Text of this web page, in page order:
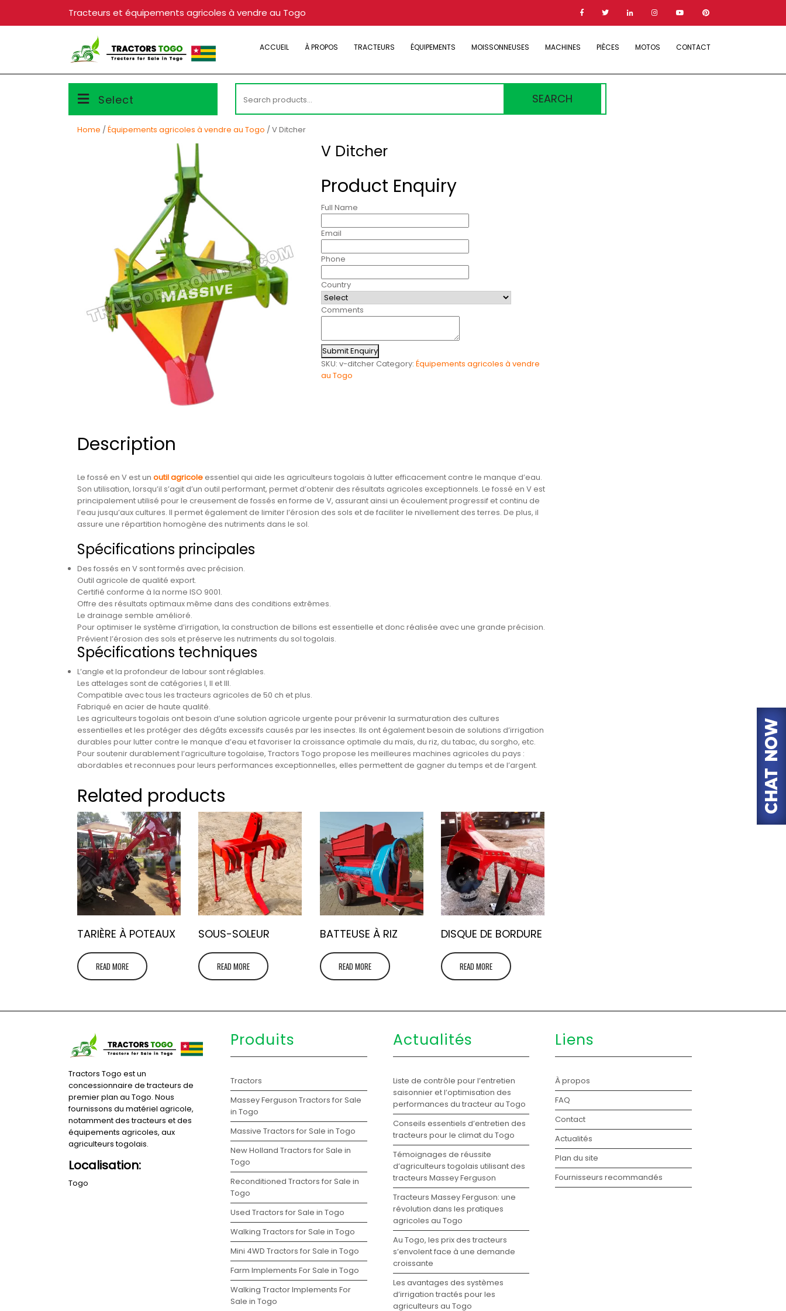
content
Tracteurs et équipements agricoles à vendre au Togo
ACCUEIL À PROPOS TRACTEURS ÉQUIPEMENTS MOISSONNEUSES MACHINES PIÈCES MOTOS CONTACT
Select
for:
SEARCH
Home /Équipements agricoles à vendre au Togo / V Ditcher
V Ditcher
Product Enquiry
Full Name
Email
Phone
Country
Comments
Submit Enquiry
SKU:v-ditcher Category:Équipements agricoles à vendre
au Togo
Description
Le fossé en V est un outil agricole essentiel qui aide les agriculteurs togolais à lutter efficacement contre le manque d’eau.
Son utilisation, lorsqu’il s’agit d’un outil performant, permet d’obtenir des résultats agricoles exceptionnels. Le fossé en V est
principalement utilisé pour le creusement de fossés en forme de V, assurant ainsi un écoulement progressif et continu de
l’eau jusqu’aux cultures. Il permet également de limiter l’érosion des sols et de faciliter le nivellement des terres. De plus, il
assure une répartition homogène des nutriments dans le sol.
Spécifications principales
Des fossés en V sont formés avec précision.
Outil agricole de qualité export.
Certifié conforme à la norme ISO 9001.
Offre des résultats optimaux même dans des conditions extrêmes.
Le drainage semble amélioré.
Pour optimiser le système d’irrigation, la construction de billons est essentielle et donc réalisée avec une grande précision.
Prévient l’érosion des sols et préserve les nutriments du sol togolais.
Spécifications techniques
L’angle et la profondeur de labour sont réglables.
Les attelages sont de catégories I, II et III.
Compatible avec tous les tracteurs agricoles de 50 ch et plus.
Fabriqué en acier de haute qualité.
Les agriculteurs togolais ont besoin d’une solution agricole urgente pour prévenir la surmaturation des cultures
essentielles et les protéger des dégâts excessifs causés par les insectes. Ils ont également besoin de solutions d’irrigation
durables pour lutter contre le manque d’eau et favoriser la croissance optimale du maïs, du riz, du tabac, du sorgho, etc.
Pour soutenir durablement l’agriculture togolaise, Tractors Togo propose les meilleures machines agricoles du pays :
abordables et reconnues pour leurs performances exceptionnelles, elles permettent de gagner du temps et de l’argent.
Related products
TARIÈRE À POTEAUX
READ MORE
SOUS-SOLEUR
READ MORE
BATTEUSE À RIZ
READ MORE
DISQUE DE BORDURE
READ MORE
Tractors Togo est un
concessionnaire de tracteurs de
premier plan au Togo. Nous
fournissons du matériel agricole,
notamment des tracteurs et des
équipements agricoles, aux
agriculteurs togolais.
Localisation:
Togo
Produits
Tractors
Massey Ferguson Tractors for Sale
in Togo
Massive Tractors for Sale in Togo
New Holland Tractors for Sale in
Togo
Reconditioned Tractors for Sale in
Togo
Used Tractors for Sale in Togo
Walking Tractors for Sale in Togo
Mini 4WD Tractors for Sale in Togo
Farm Implements For Sale in Togo
Walking Tractor Implements For
Sale in Togo
Actualités
Liste de contrôle pour l’entretien
saisonnier et l’optimisation des
performances du tracteur au Togo
Conseils essentiels d’entretien des
tracteurs pour le climat du Togo
Témoignages de réussite
d’agriculteurs togolais utilisant des
tracteurs Massey Ferguson
Tracteurs Massey Ferguson: une
révolution dans les pratiques
agricoles au Togo
Au Togo, les prix des tracteurs
s’envolent face à une demande
croissante
Les avantages des systèmes
d’irrigation tractés pour les
agriculteurs au Togo
Liens
À propos
FAQ
Contact
Actualités
Plan du site
Fournisseurs recommandés